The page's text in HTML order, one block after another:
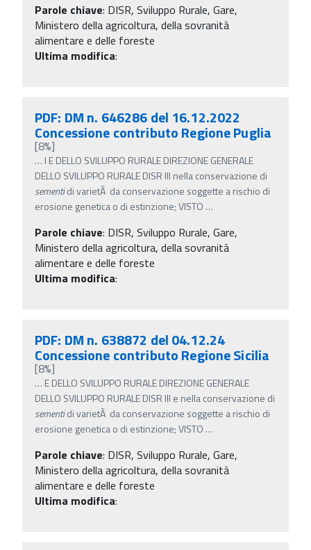
Parole chiave: DISR, Sviluppo Rurale, Gare,
Ministero della agricoltura, della sovranità
alimentare e delle foreste
Ultima modifica:
PDF: DM n. 646286 del 16.12.2022
Concessione contributo Regione Puglia
[8%]
… I E DELLO SVILUPPO RURALE DIREZIONE GENERALE
DELLO SVILUPPO RURALE DISR III nella conservazione di
sementidi varietÃ da conservazione soggette a rischio di
erosione genetica o di estinzione; VISTO …
Parole chiave: DISR, Sviluppo Rurale, Gare,
Ministero della agricoltura, della sovranità
alimentare e delle foreste
Ultima modifica:
PDF: DM n. 638872 del 04.12.24
Concessione contributo Regione Sicilia
[8%]
… E DELLO SVILUPPO RURALE DIREZIONE GENERALE
DELLO SVILUPPO RURALE DISR III e nella conservazione di
sementidi varietÃ da conservazione soggette a rischio di
erosione genetica o di estinzione; VISTO …
Parole chiave: DISR, Sviluppo Rurale, Gare,
Ministero della agricoltura, della sovranità
alimentare e delle foreste
Ultima modifica: